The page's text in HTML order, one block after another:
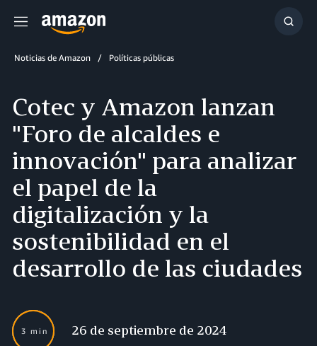
Menú
Noticias de Amazon Políticas públicas
Cotec y Amazon lanzan
"Foro de alcaldes e
innovación" para analizar
el papel de la
digitalización y la
sostenibilidad en el
desarrollo de las ciudades
3 min 26 de septiembre de 2024